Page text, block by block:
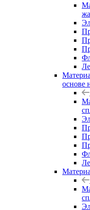
основе